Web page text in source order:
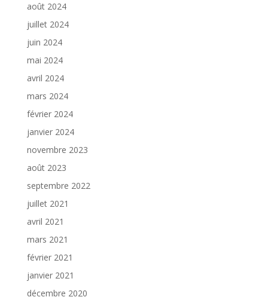
août 2024
juillet 2024
juin 2024
mai 2024
avril 2024
mars 2024
février 2024
janvier 2024
novembre 2023
août 2023
septembre 2022
juillet 2021
avril 2021
mars 2021
février 2021
janvier 2021
décembre 2020